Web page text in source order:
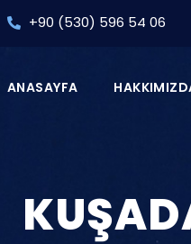
+90 (530) 596 54 06
ANASAYFA